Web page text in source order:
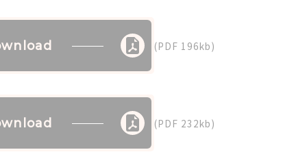
(PDF 196kb)
(PDF 232kb)